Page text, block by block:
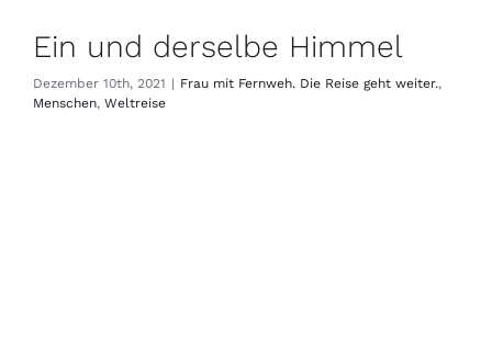
Ein und derselbe Himmel
Dezember 10th, 2021 | Frau mit Fernweh. Die Reise geht weiter.,
Menschen, Weltreise